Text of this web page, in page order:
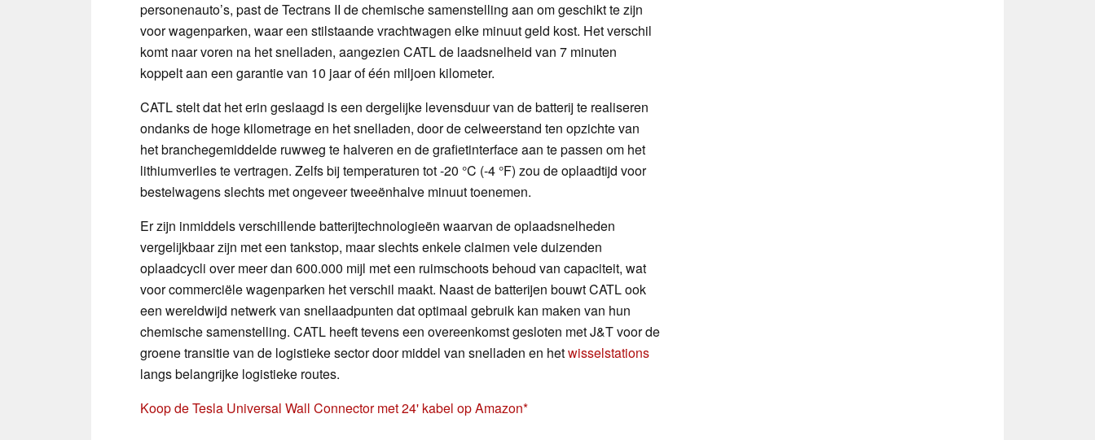
personenauto’s, past de Tectrans II de chemische samenstelling aan om geschikt te zijn
voor wagenparken, waar een stilstaande vrachtwagen elke minuut geld kost. Het verschil
komt naar voren na het snelladen, aangezien CATL de laadsnelheid van 7 minuten
koppelt aan een garantie van 10 jaar of één miljoen kilometer.
CATL stelt dat het erin geslaagd is een dergelijke levensduur van de batterij te realiseren
ondanks de hoge kilometrage en het snelladen, door de celweerstand ten opzichte van
het branchegemiddelde ruwweg te halveren en de grafietinterface aan te passen om het
lithiumverlies te vertragen. Zelfs bij temperaturen tot -20 °C (-4 °F) zou de oplaadtijd voor
bestelwagens slechts met ongeveer tweeënhalve minuut toenemen.
Er zijn inmiddels verschillende batterijtechnologieën waarvan de oplaadsnelheden
vergelijkbaar zijn met een tankstop, maar slechts enkele claimen vele duizenden
oplaadcycli over meer dan 600.000 mijl met een ruimschoots behoud van capaciteit, wat
voor commerciële wagenparken het verschil maakt. Naast de batterijen bouwt CATL ook
een wereldwijd netwerk van snellaadpunten dat optimaal gebruik kan maken van hun
chemische samenstelling. CATL heeft tevens een overeenkomst gesloten met J&T voor de
groene transitie van de logistieke sector door middel van snelladen en hetwisselstations
langs belangrijke logistieke routes.
Koop de Tesla Universal Wall Connector met 24' kabel op Amazon